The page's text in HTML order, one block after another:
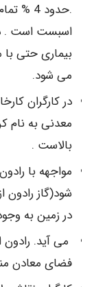
.حدود
بیماری حتی با
می شود.
در کارگران
معدنی به نام
بالاست .
مواجهه با
شود(گاز رادون
در زمین به
می آید.
فضای معادن